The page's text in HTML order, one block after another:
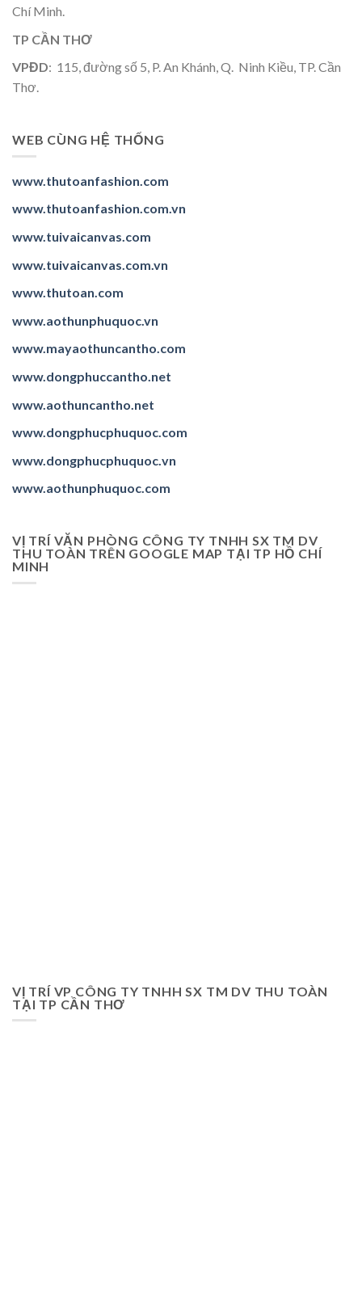
Chí Minh.
TP CẦN THƠ
VPĐD: 115, đường số 5, P. An Khánh, Q. Ninh Kiều, TP. Cần
Thơ.
WEB CÙNG HỆ THỐNG
www.thutoanfashion.com
www.thutoanfashion.com.vn
www.tuivaicanvas.com
www.tuivaicanvas.com.vn
www.thutoan.com
www.aothunphuquoc.vn
www.mayaothuncantho.com
www.dongphuccantho.net
www.aothuncantho.net
www.dongphucphuquoc.com
www.dongphucphuquoc. vn
www.aothunphuquoc.com
VỊ TRÍ VĂN PHÒNG CÔNG TY TNHH SX TM DV
THU TOÀN TRÊN GOOGLE MAP TẠI TP HỒ CHÍ
MINH
VỊ TRÍ VP CÔNG TY TNHH SX TM DV THU TOÀN
TẠI TP CẦN THƠ